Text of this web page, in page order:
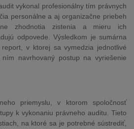
vykonal profesionálny tím právnych
personálne a aj organizačne priebeh
zhodnotia zistenia a mieru ich
odpovede. Výsledkom je sumárna
v ktorej sa vymedzia jednotlivé
navrhovaný postup na vyriešenie
priemyslu, v ktorom spoločnosť
k vykonaniu právneho auditu. Tieto
na ktoré sa je potrebné sústrediť,